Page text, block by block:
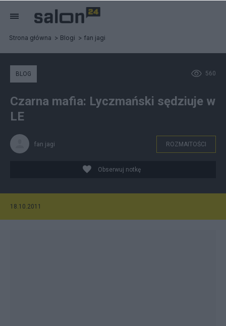
Strona główna Blogi fan jagi
560
BLOG
Czarna mafia: Lyczmański sędziuje w
LE
fan jagi ROZMAITOŚCI
Obserwuj notkę
18.10.2011